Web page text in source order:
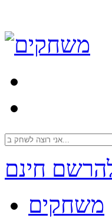
חינם
משחקים